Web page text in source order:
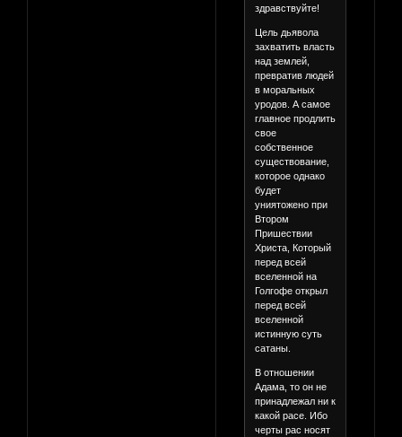
здравствуйте!
Цель дьявола
захватить власть
над землей,
превратив людей
в моральных
уродов. А самое
главное продлить
свое
собственное
существование,
которое однако
будет
униятожено при
Втором
Пришествии
Христа, Который
перед всей
вселенной на
Голгофе открыл
перед всей
вселенной
истинную суть
сатаны.
В отношении
Адама, то он не
принадлежал ни к
какой расе. Ибо
черты рас носят